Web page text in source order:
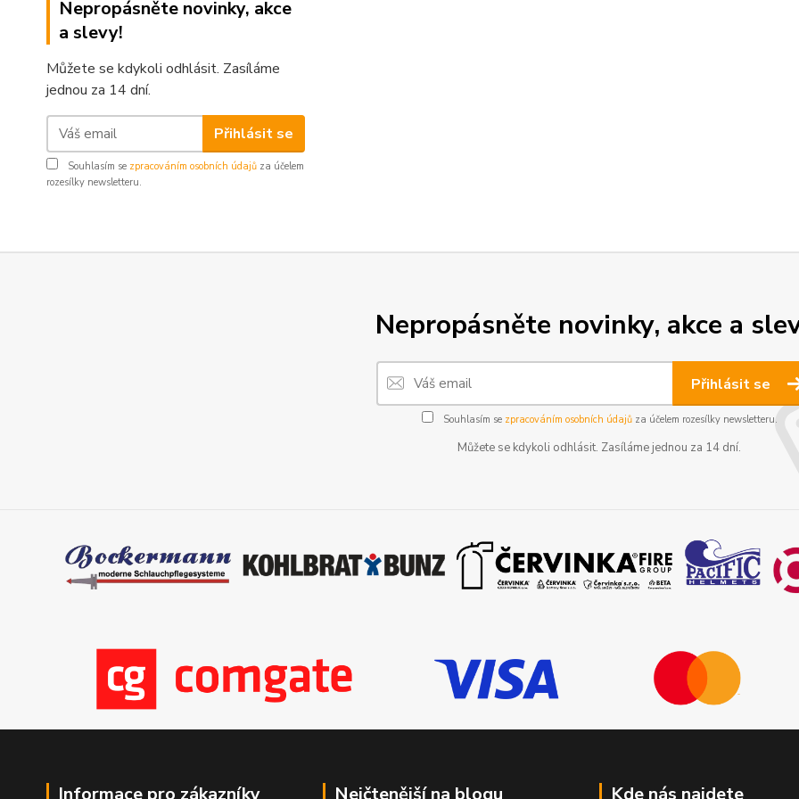
Nepropásněte novinky, akce
a slevy!
Můžete se kdykoli odhlásit. Zasíláme
jednou za 14 dní.
Přihlásit se
Souhlasím se zpracováním osobních údajů za účelem
rozesílky newsletteru.
Nepropásněte novinky, akce a
Přihlásit se
Souhlasím se zpracováním osobních údajůza účelem rozesílky newsletteru.
Můžete se kdykoli odhlásit. Zasíláme jednou za 14 dní.
Informace pro zákazníky Nejčtenější na blogu Kde nás najdete